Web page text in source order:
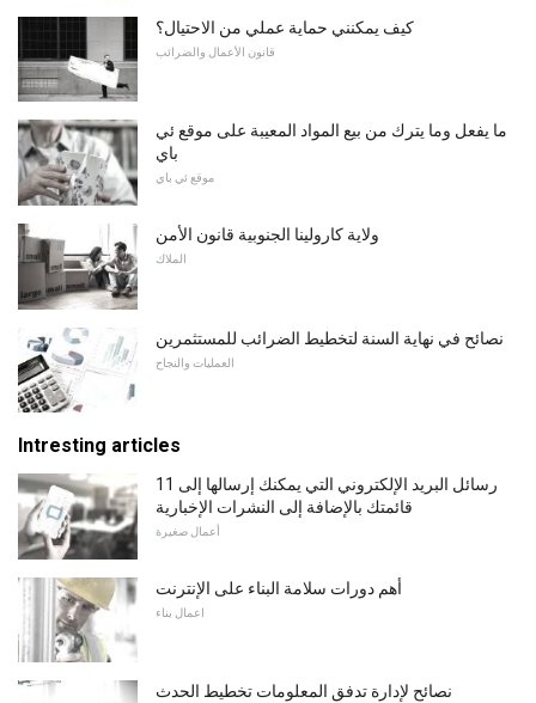
كيف يمكنني حماية عملي من الاحتيال؟
قانون الأعمال والضرائب
ما يفعل وما يترك من بيع المواد المعيبة على موقع ئي
باي
موقع ئي باي
ولاية كارولينا الجنوبية قانون الأمن
الملاك
نصائح في نهاية السنة لتخطيط الضرائب للمستثمرين
العمليات والنجاح
Intresting articles
11 رسائل البريد الإلكتروني التي يمكنك إرسالها إلى
قائمتك بالإضافة إلى النشرات الإخبارية
أعمال صغيرة
أهم دورات سلامة البناء على الإنترنت
اعمال بناء
نصائح لإدارة تدفق المعلومات تخطيط الحدث